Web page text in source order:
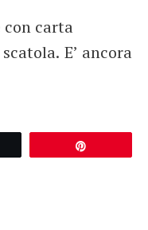
carta
E’ ancora